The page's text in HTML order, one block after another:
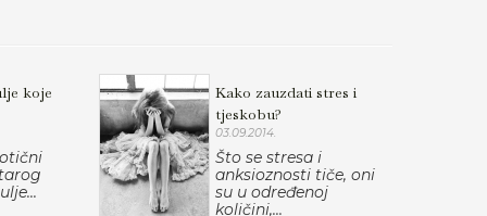
koje
Kako zauzdati stres i
tjeskobu?
03.09.2014.
Što se stresa i
anksioznosti tiče, oni
su u određenoj
količini,...